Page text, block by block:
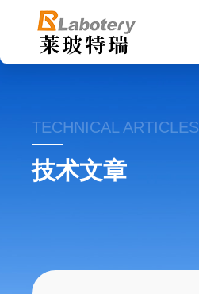
TECHNICAL ARTICLES
技术文章